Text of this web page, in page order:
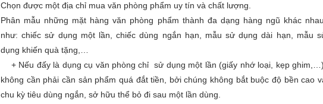
Chọn được một địa chỉ mua văn phòng phẩm uy tín và chất lượng.
Phân mẫu những mặt hàng văn phòng phẩm thành đa dạng hàng ngũ khác nhau,
như: chiếc sử dụng một lần, chiếc dùng ngắn hạn, mẫu sử dụng dài hạn, mẫu
dụng khiến quà tặng,…
+ Nếu đấy là dụng cụ văn phòng chỉ sử dụng một lần (giấy nhớ loại, kẹp
không cần phải cần sản phẩm quá đắt tiền, bởi chúng không bắt buộc độ bền cao
chu kỳ tiêu dùng ngắn, sở hữu thể bỏ đi sau một lần dùng.